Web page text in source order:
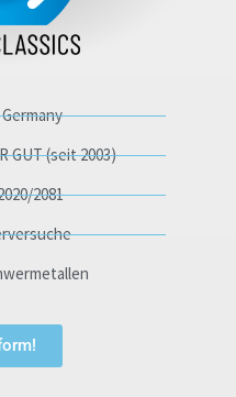
GUT (seit 2003)
2081